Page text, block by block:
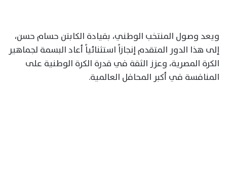
ويعد وصول المنتخب الوطني، بقيادة الكابتن حسام حسن،
إلى هذا الدور المتقدم إنجازاً استثنائياً أعاد البسمة لجماهير
الكرة المصرية، وعزز الثقة في قدرة الكرة الوطنية على
المنافسة في أكبر المحافل العالمية.